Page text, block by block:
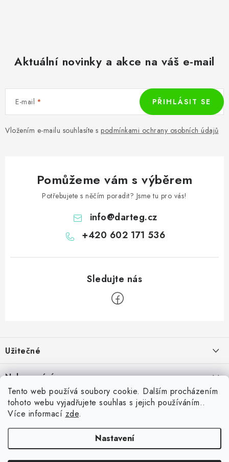
Tento web používá soubory cookie. Dalším procházením
tohoto webu vyjadřujete souhlas s jejich používáním..
Více informací zde.
Nastavení
Aktuální novinky a akce na váš e-mail
E-mail
Vložením e-mailu souhlasíte s podmínkami ochrany osobních údajů
PŘIHLÁSIT SE
Pomůžeme vám s výběrem
Potřebujete s něčím poradit? Jsme tu pro vás!
info@darteg.cz
+420 602 171 536
p
a
Užitečné
Kontakt
Věrnostní program
Inspirujte se zákazníky
Blog
Nakupování
Jak nakupovat
Vrácení zboží
Blog
5.5.2026
darteg.sk